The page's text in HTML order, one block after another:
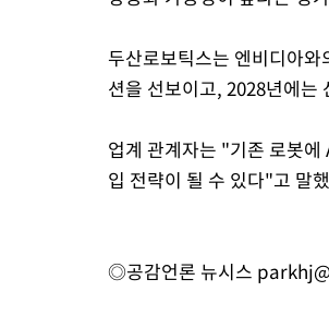
두산로보틱스는 엔비디아
션을 선보이고, 2028년에는
업계 관계자는 "기존 로봇
입 전략이 될 수 있다"고 말
◎공감언론 뉴시스